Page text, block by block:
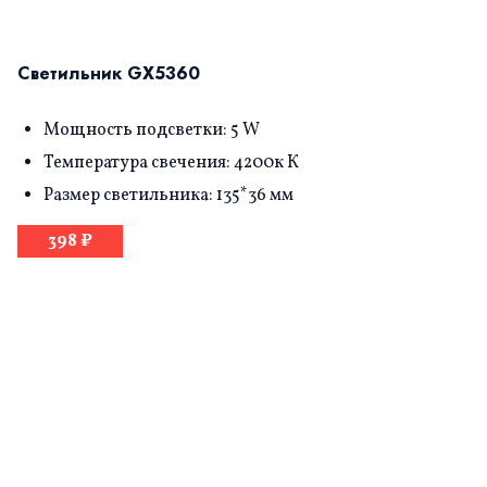
Светильник GX5360
Мощность подсветки: 5 W
Температура свечения: 4200к К
Размер светильника: 135*36 мм
398 ₽